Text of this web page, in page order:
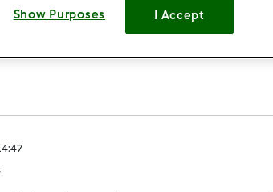
non ti preoccupare, all'inizio siamo tutte
Show Purposes I Accept